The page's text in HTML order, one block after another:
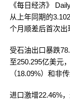
《每日经济》
从上年同期的
个月顺差后首次出
受石油出口暴跌
至250.295亿美元
（18.09%）和非
进口激增22.46%